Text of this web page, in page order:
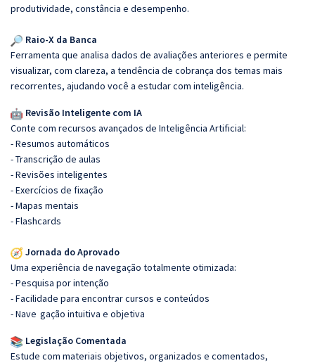
produtividade, constância e desempenho.
Raio-X da Banca
Ferramenta que analisa dados de avaliações anteriores e permite
visualizar, com clareza, a tendência de cobrança dos temas mais
recorrentes, ajudando você a estudar com inteligência.
Revisão Inteligente com IA
Conte com recursos avançados de Inteligência Artificial:
- Resumos automáticos
- Transcrição de aulas
- Revisões inteligentes
- Exercícios de fixação
- Mapas mentais
- Flashcards
Jornada do Aprovado
Uma experiência de navegação totalmente otimizada:
- Pesquisa por intenção
- Facilidade para encontrar cursos e conteúdos
- Nave gação intuitiva e objetiva
Legislação Comentada
Estude com materiais objetivos, organizados e comentados,